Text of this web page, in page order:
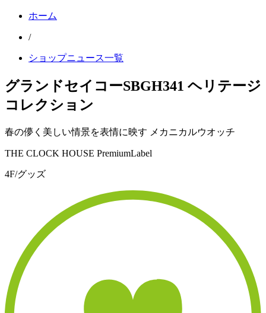
ホーム
/
ショップニュース一覧
グランドセイコーSBGH341 ヘリテージ
コレクション
春の儚く美しい情景を表情に映す メカニカルウオッチ
THE CLOCK HOUSE PremiumLabel
4F/グッズ